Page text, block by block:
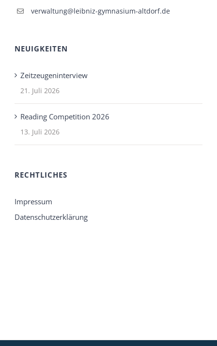
verwaltung@leibniz-gymnasium-altdorf.de
NEUIGKEITEN
Zeitzeugeninterview
21. Juli 2026
Reading Competition 2026
13. Juli 2026
RECHTLICHES
Impressum
Datenschutzerklärung